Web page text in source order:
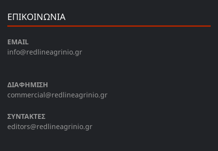
ΕΠΙΚΟΙΝΩΝΙΑ
EMAIL
info@redlineagrinio.gr
ΔΙΑΦΗΜΙΣΗ
commercial@redlineagrinio.gr
ΣΥΝΤΑΚΤΕΣ
editors@redlineagrinio.gr